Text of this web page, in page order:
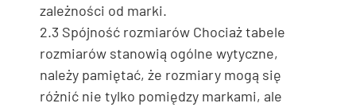
zależności od marki.
2.3 Spójność rozmiarów Chociaż tabele
rozmiarów stanowią ogólne wytyczne,
należy pamiętać, że rozmiary mogą się
różnić nie tylko pomiędzy markami, ale